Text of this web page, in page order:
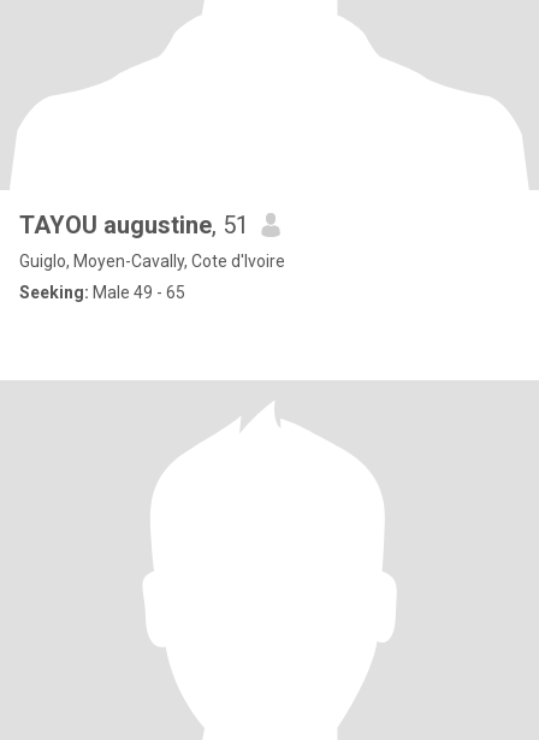
TAYOU augustine, 51
Guiglo, Moyen-Cavally, Cote d'Ivoire
Seeking: Male 49 - 65